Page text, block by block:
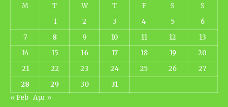
M
T W T F S
S
1
2 3 4 5
6
7
8 9 10 11 12
13
14
15 16 17 18 19
20
21
22 23 24 25 26
27
28
29 30
31
« Feb Apr »